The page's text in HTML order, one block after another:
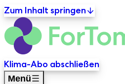
Zum Inhalt springen
Primäre Navigation
Klima-Abo abschließen
Menü